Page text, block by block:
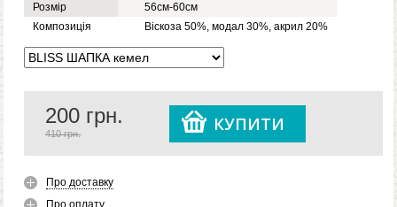
Розмір
56см-60см
Композиція
Віскоза 50%, модал 30%, акрил 20%
200 грн.
410 грн. КУПИТИ
Про доставку